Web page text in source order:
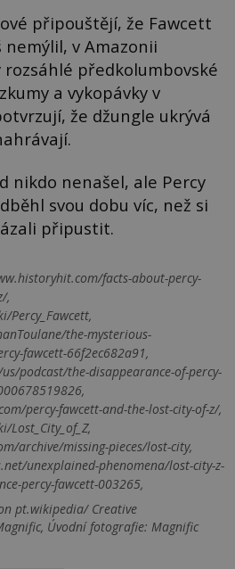
připouštějí, že Fawcett
v Amazonii
předkolumbovské
a vykopávky v
že džungle ukrývá
nikdo nenašel, ale Percy
svou dobu víc, než si
připustit.
facts-about-percy-
,
the-mysterious-
fawcett-66f2ec682a91,
podcast/the-disappearance-of-percy-
percy-fawcett-and-the-lost-city-of-z/,
archive/missing-pieces/lost-city,
unexplained-phenomena/lost-city-z-
percy-fawcett-003265,
pt.wikipedia/ Creative
Úvodní fotografie: Magnific